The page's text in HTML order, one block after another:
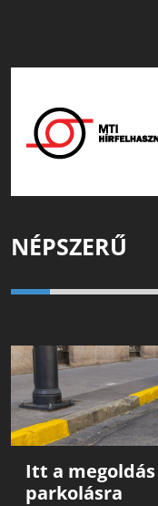
NÉPSZERŰ
Itt a
parkolásra